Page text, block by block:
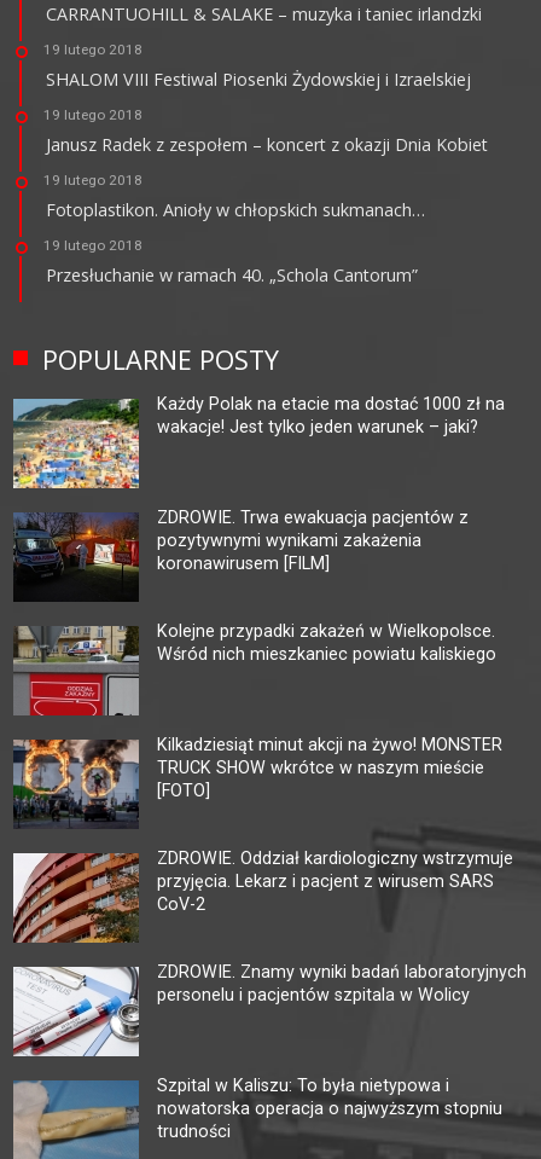
CARRANTUOHILL & SALAKE – muzyka i taniec irlandzki
19 lutego 2018
SHALOM VIII Festiwal Piosenki Żydowskiej i Izraelskiej
19 lutego 2018
Janusz Radek z zespołem – koncert z okazji Dnia Kobiet
19 lutego 2018
Fotoplastikon. Anioły w chłopskich sukmanach…
19 lutego 2018
Przesłuchanie w ramach 40. „Schola Cantorum”
POPULARNE POSTY
Każdy Polak na etacie ma dostać 1000 zł na
wakacje! Jest tylko jeden warunek – jaki?
ZDROWIE. Trwa ewakuacja pacjentów z
pozytywnymi wynikami zakażenia
koronawirusem [FILM]
Kolejne przypadki zakażeń w Wielkopolsce.
Wśród nich mieszkaniec powiatu kaliskiego
Kilkadziesiąt minut akcji na żywo! MONSTER
TRUCK SHOW wkrótce w naszym mieście
[FOTO]
ZDROWIE. Oddział kardiologiczny wstrzymuje
przyjęcia. Lekarz i pacjent z wirusem SARS
CoV-2
ZDROWIE. Znamy wyniki badań laboratoryjnych
personelu i pacjentów szpitala w Wolicy
Szpital w Kaliszu: To była nietypowa i
nowatorska operacja o najwyższym stopniu
trudności